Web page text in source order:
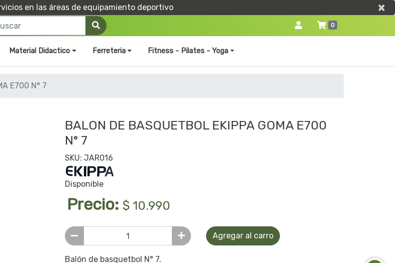
en las áreas de equipamiento deportivo ×
×
0
Material Didactico Ferreteria Fitness - Pilates - Yoga
E700 N° 7
BALON DE BASQUETBOL EKIPPA GOMA E700
N° 7
SKU: JAR016
Disponible
Precio: $ 10.990
Agregar al carro
Balón de basquetbol N° 7.